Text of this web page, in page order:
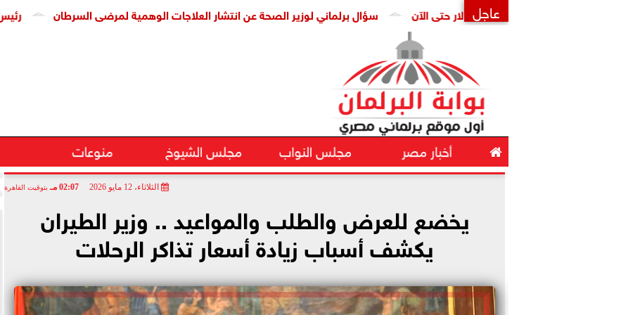
عاجل رئيس سؤال برلماني لوزير الصحة عن انتشار العلاجات الوهمية لمرضى السرطان رفع أسعار البنزين والسولار حتى الآن
 أخبار مصر مجلس النواب مجلس الشيوخ منوعات
الثلاثاء، 12 مايو 2026 02:07 مـ بتوقيت القاهرة
يخضع للعرض والطلب والمواعيد .. وزير الطيران
يكشف أسباب زيادة أسعار تذاكر الرحلات